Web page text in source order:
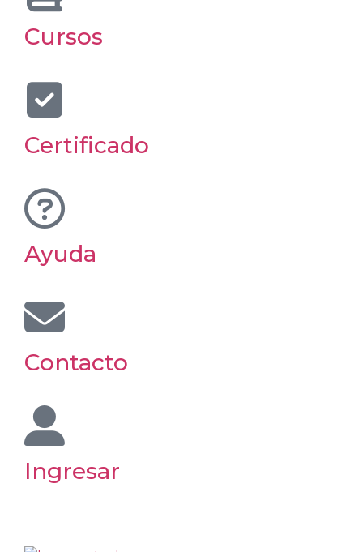
Cursos
Certificado
Ayuda
Contacto
Ingresar